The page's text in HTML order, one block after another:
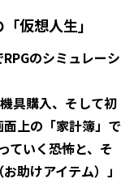
仮想人生」
のシミュレーシ
具購入、そして初
上の「家計簿」で
ていく恐怖と、そ
助けアイテム）」